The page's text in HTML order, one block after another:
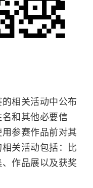
相关活动中公布
和其他必要信
参赛作品前对其
关活动包括：比
作品展以及获奖